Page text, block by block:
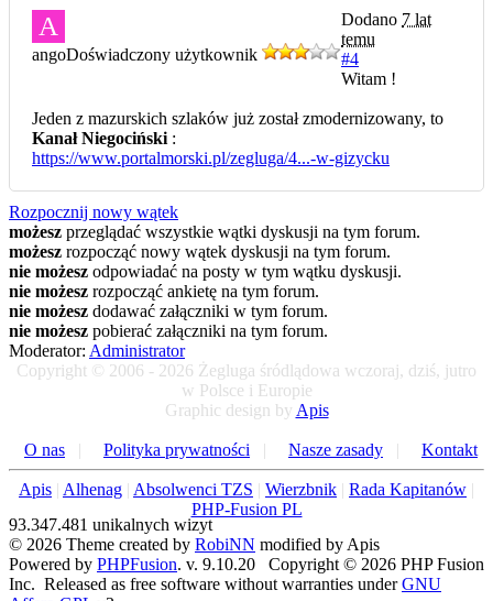
A
angoDoświadczony użytkownik
Dodano 7 lat
temu
#4
Witam !
Jeden z mazurskich szlaków już został zmodernizowany, to
Kanał Niegociński :
https://www.portalmorski.pl/zegluga/4...-w-gizycku
Rozpocznij nowy wątek
możesz przeglądać wszystkie wątki dyskusji na tym forum.
możesz rozpocząć nowy wątek dyskusji na tym forum.
nie możesz odpowiadać na posty w tym wątku dyskusji.
nie możesz rozpocząć ankietę na tym forum.
nie możesz dodawać załączniki w tym forum.
nie możesz pobierać załączniki na tym forum.
Moderator: Administrator
Copyright © 2006 - 2026 Żegluga śródlądowa wczoraj, dziś, jutro
w Polsce i Europie
Graphic design by Apis
O nas | Polityka prywatności | Nasze zasady | Kontakt
Apis | Alhenag | Absolwenci TZS | Wierzbnik | Rada Kapitanów |
PHP-Fusion PL
93.347.481 unikalnych wizyt
© 2026 Theme created by RobiNN modified by Apis
Powered by PHPFusion. v. 9.10.20 Copyright © 2026 PHP Fusion
Inc. Released as free software without warranties underGNU